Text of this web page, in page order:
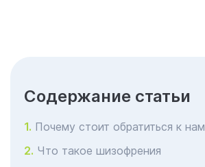
Cодержание статьи
Почему стоит обратиться к нам
Что такое шизофрения